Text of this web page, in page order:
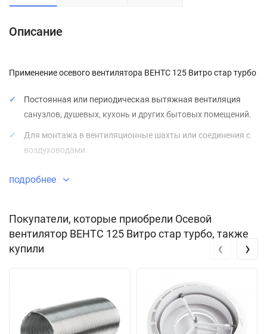
Описание
Применение осевого вентилятора ВЕНТС 125 Витро стар турбо
Постоянная или периодическая вытяжная вентиляция
санузлов, душевых, кухонь и других бытовых помещений.
Для монтажа в вентиляционные шахты или соединения с
воздуховодами.
на небольшие расстояния при малом сопротивлении
Для монтажа с воздуховодами100, 125 и 150 мм.
Лицевая панель выполнена со стекла с различными
рисунками.
подробнее
Покупатели, которые приобрели Осевой
вентилятор ВЕНТС 125 Витро стар турбо, также
купили
‹ ›